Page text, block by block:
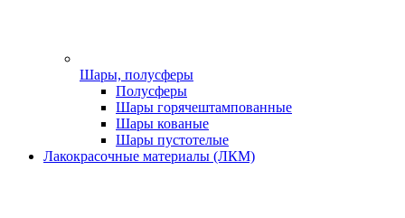
Шары, полусферы
Полусферы
Шары горячештампованные
Шары кованые
Шары пустотелые
Лакокрасочные материалы (ЛКМ)